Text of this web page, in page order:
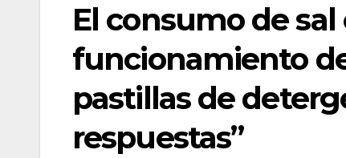
El consumo de sal
funcionamiento
pastillas de
respuestas”